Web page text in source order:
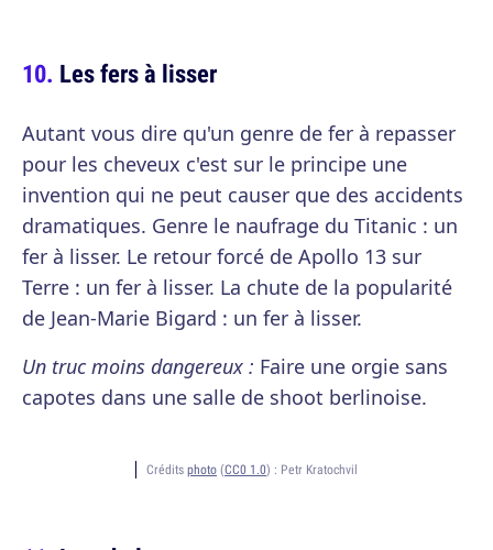
Les fers à lisser
Autant vous dire qu'un genre de fer à repasser
pour les cheveux c'est sur le principe une
invention qui ne peut causer que des accidents
dramatiques. Genre le naufrage du Titanic : un
fer à lisser. Le retour forcé de Apollo 13 sur
Terre : un fer à lisser. La chute de la popularité
de Jean-Marie Bigard : un fer à lisser.
Un truc moins dangereux : Faire une orgie sans
capotes dans une salle de shoot berlinoise.
Crédits photo (CC0 1.0) : Petr Kratochvil